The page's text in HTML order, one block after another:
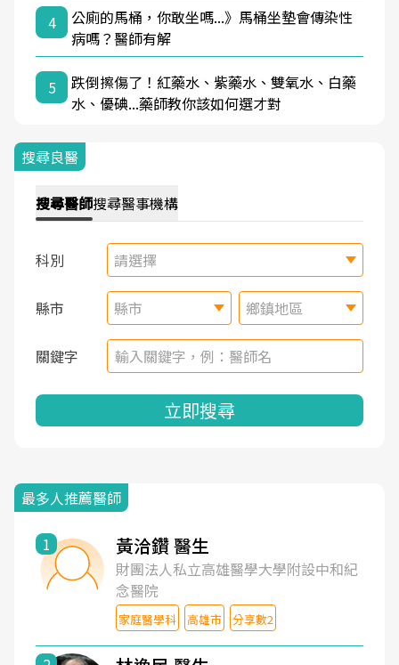
4
公廁的馬桶，你敢坐嗎...》馬桶坐墊會傳染性
病嗎？醫師有解
5
跌倒擦傷了！紅藥水、紫藥水、雙氧水、白藥
水、優碘...藥師教你該如何選才對
搜尋良醫
搜尋醫師搜尋醫事機構
科別 請選擇
縣市 縣市 鄉鎮地區
關鍵字
立即搜尋
最多人推薦醫師
1 黃洽鑽 醫生
財團法人私立高雄醫學大學附設中和紀
念醫院
家庭醫學科 高雄市 分享數2